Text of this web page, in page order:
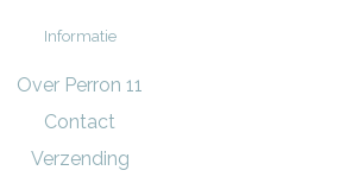
Informatie
Over Perron 11
Contact
Verzending